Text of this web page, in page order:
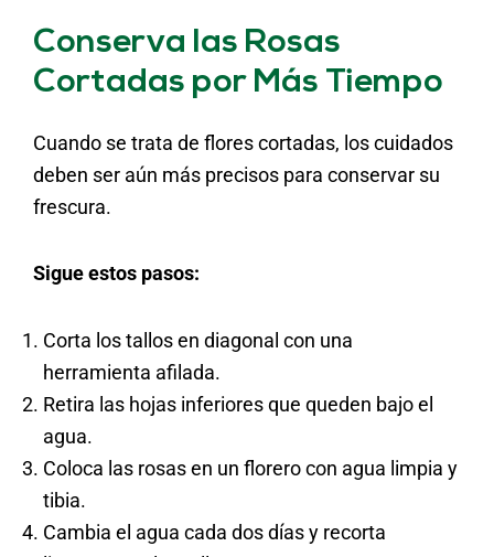
Conserva las Rosas
Cortadas por Más Tiempo
Cuando se trata de flores cortadas, los cuidados
deben ser aún más precisos para conservar su
frescura.
Sigue estos pasos:
Corta los tallos en diagonal con una
herramienta afilada.
Retira las hojas inferiores que queden bajo el
agua.
Coloca las rosas en un florero con agua limpia y
tibia.
Cambia el agua cada dos días y recorta